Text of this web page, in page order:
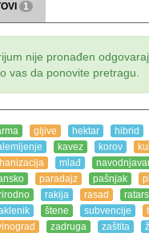
1
nije pronađen
vas da ponovite pretragu.
gljive hektar hibrid
kavez korov
mlađ
paradajz pašnjak
rakija rasad
štene subvencije
zadruga zaštita